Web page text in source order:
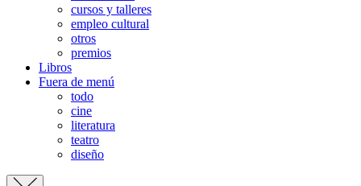
cursos y talleres
empleo cultural
otros
premios
Libros
Fuera de menú
todo
cine
literatura
teatro
diseño